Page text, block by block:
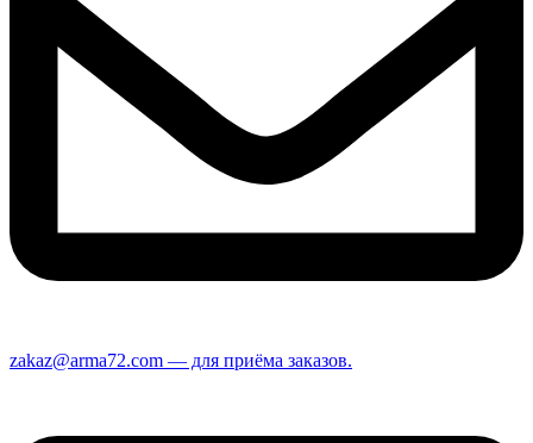
zakaz@arma72.com — для приёма заказов.